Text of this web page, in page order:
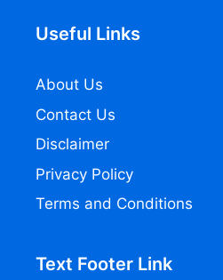
Useful Links
About Us
Contact Us
Disclaimer
Privacy Policy
Terms and Conditions
Text Footer Link